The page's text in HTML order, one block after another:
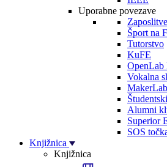
Uporabne povezave
Šport na
Tutorstvo
KuFE
OpenLab
Vokalna
Alumni
Superior
SOS
Knjižnica
Knjižnica